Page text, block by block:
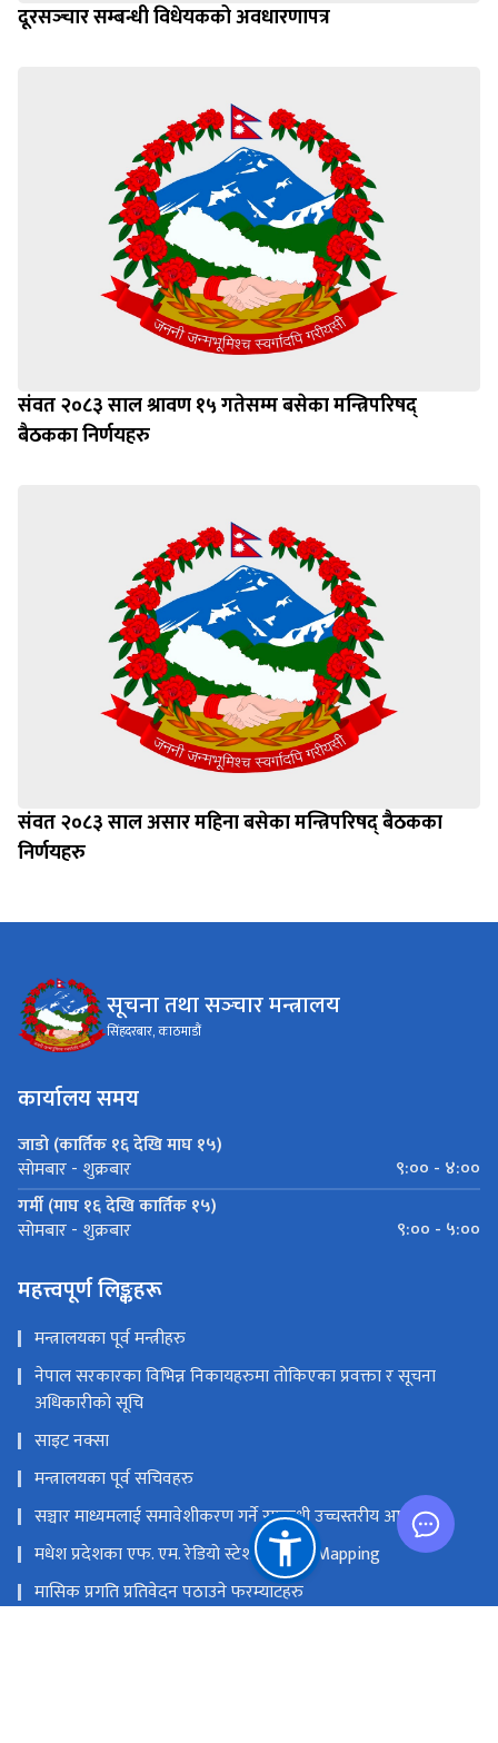
दूरसञ्‍चार सम्बन्धी विधेयकको अवधारणापत्र
संवत २०८३ साल श्रावण १५ गतेसम्म बसेका मन्त्रिपरिषद्
बैठकका निर्णयहरु
संवत २०८३ साल असार महिना बसेका मन्त्रिपरिषद् बैठकका
निर्णयहरु
सूचना तथा सञ्‍चार मन्त्रालय
सिंहदरबार, काठमाडौं
कार्यालय समय
जाडो (कार्तिक १६ देखि माघ १५)
सोमबार - शुक्रबार
९:०० - ४:००
गर्मी (माघ १६ देखि कार्तिक १५)
सोमबार - शुक्रबार ९:०० - ५:००
महत्त्वपूर्ण लिङ्कहरू
मन्त्रालयका पूर्व मन्त्रीहरु
नेपाल सरकारका विभिन्न निकायहरुमा तोकिएका प्रवक्ता र सूचना
अधिकारीको सूचि
साइट नक्सा
मन्त्रालयका पूर्व सचिवहरु
सञ्चार माध्यमलाई समावेशीकरण गर्ने सम्बन्धी उच्चस्तरीय आयोग
मधेश प्रदेशका एफ. एम. रेडियो स्टेशनको GIS Mapping
मासिक प्रगति प्रतिवेदन पठाउने फरम्याटहरु